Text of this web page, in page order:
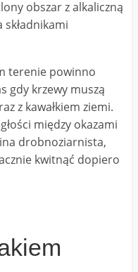
obszar z alkaliczną
terenie powinno
gdy krzewy muszą
z kawałkiem ziemi.
między okazami
drobnoziarnista,
kwitnąć dopiero